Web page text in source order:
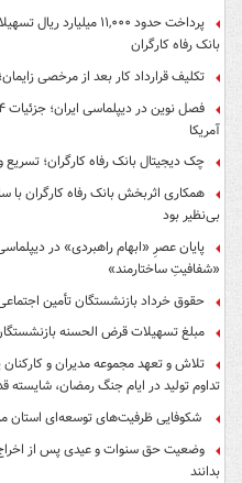
پرداخت حدود ۱۱,۰۰۰
بانک رفاه کارگران
تکلیف قرارداد کار بعد از مرخصی
آمریکا
چک دیجیتال بانک رفاه کارگران؛
همکاری اثربخش بانک رفاه کارگران با
بی‌نظیر بود
پایان عصرِ «ابهام راهبردی» در
«شفافیتِ ساختارمند»
حقوق خرداد بازنشستگان تأمین
مبلغ تسهیلات قرض الحسنه بازنشستگان به ۶۰ میلیون تومان
تلاش و تعهد مجموعه مدیران و کارکنان
تداوم تولید در ایام جنگ رمضان، شایسته
شکوفایی ظرفیت‌های توسعه‌ای استان
وضعیت حق سنوات و عیدی پس از اخراج
بدانند